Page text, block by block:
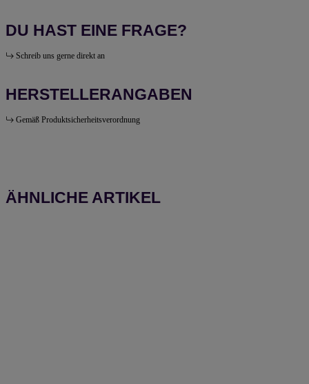
DU HAST EINE FRAGE?
Schreib uns gerne direkt an
HERSTELLERANGABEN
Gemäß Produktsicherheitsverordnung
ÄHNLICHE ARTIKEL